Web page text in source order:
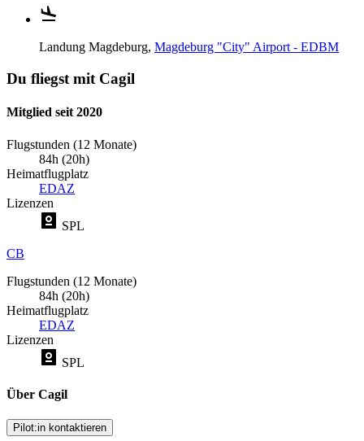
Landung Magdeburg, Magdeburg "City" Airport - EDBM
Du fliegst mit Cagil
Mitglied seit 2020
Flugstunden (12 Monate)
84h (20h)
Heimatflugplatz
EDAZ
Lizenzen
SPL
CB
Flugstunden (12 Monate)
84h (20h)
Heimatflugplatz
EDAZ
Lizenzen
SPL
Über Cagil
Pilot:in kontaktieren